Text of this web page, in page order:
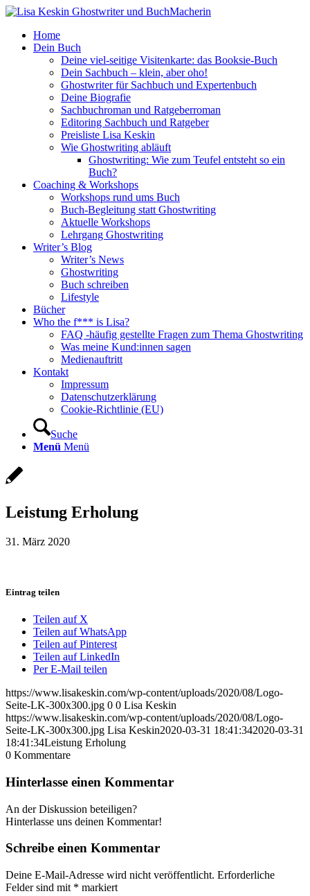
Home
Dein Buch
Deine viel-seitige Visitenkarte: das Booksie-Buch
Dein Sachbuch – klein, aber oho!
Ghostwriter für Sachbuch und Expertenbuch
Deine Biografie
Sachbuchroman und Ratgeberroman
Editoring Sachbuch und Ratgeber
Preisliste Lisa Keskin
Wie Ghostwriting abläuft
Ghostwriting: Wie zum Teufel entsteht so ein
Buch?
Coaching & Workshops
Workshops rund ums Buch
Buch-Begleitung statt Ghostwriting
Aktuelle Workshops
Lehrgang Ghostwriting
Writer’s Blog
Writer’s News
Ghostwriting
Buch schreiben
Lifestyle
Bücher
Who the f*** is Lisa?
FAQ -häufig gestellte Fragen zum Thema Ghostwriting
Was meine Kund:innen sagen
Medienauftritt
Kontakt
Impressum
Datenschutzerklärung
Cookie-Richtlinie (EU)
Suche
Menü Menü
Leistung Erholung
31. März 2020
Eintrag teilen
Teilen auf X
Teilen auf WhatsApp
Teilen auf Pinterest
Teilen auf LinkedIn
Per E-Mail teilen
https://www.lisakeskin.com/wp-content/uploads/2020/08/Logo-
Seite-LK-300x300.jpg 0 0 Lisa Keskin
https://www.lisakeskin.com/wp-content/uploads/2020/08/Logo-
Seite-LK-300x300.jpg Lisa Keskin2020-03-31 18:41:342020-03-31
18:41:34Leistung Erholung
0 Kommentare
Hinterlasse einen Kommentar
An der Diskussion beteiligen?
Hinterlasse uns deinen Kommentar!
Schreibe einen Kommentar
Deine E-Mail-Adresse wird nicht veröffentlicht. Erforderliche
Felder sind mit * markiert